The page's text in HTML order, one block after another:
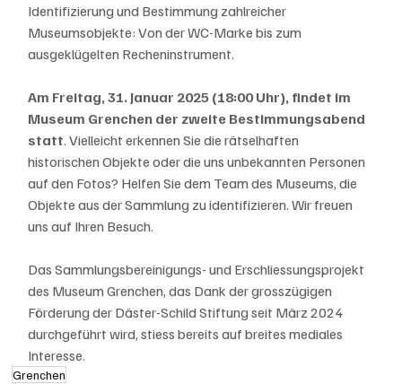
Identifizierung und Bestimmung zahlreicher
Museumsobjekte: Von der WC-Marke bis zum
ausgeklügelten Recheninstrument.
Am Freitag, 31. Januar 2025 (18:00 Uhr), findet im
Museum Grenchen der zweite Bestimmungsabend
statt. Vielleicht erkennen Sie die rätselhaften
historischen Objekte oder die uns unbekannten Personen
auf den Fotos? Helfen Sie dem Team des Museums, die
Objekte aus der Sammlung zu identifizieren. Wir freuen
uns auf Ihren Besuch.
Das Sammlungsbereinigungs- und Erschliessungsprojekt
des Museum Grenchen, das Dank der grosszügigen
Förderung der Däster-Schild Stiftung seit März 2024
durchgeführt wird, stiess bereits auf breites mediales
Interesse.
Grenchen